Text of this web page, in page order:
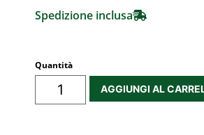
Spedizione inclusa
Quantità
AGGIUNGI AL